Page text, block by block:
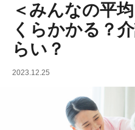
＜みんなの平
くらかかる？
らい？
2023.12.25